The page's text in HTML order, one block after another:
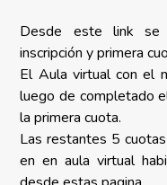
Desde este link se
inscripción y primera
El Aula virtual con el
luego de completado
la primera cuota.
Las restantes 5
en en aula virtual